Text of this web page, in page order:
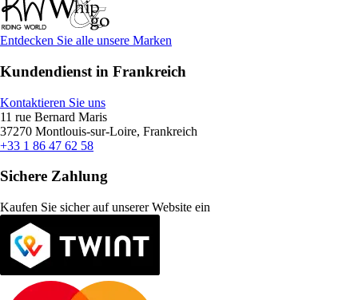
Entdecken Sie alle unsere Marken
Kundendienst in Frankreich
Kontaktieren Sie uns
11 rue Bernard Maris
37270 Montlouis-sur-Loire, Frankreich
+33 1 86 47 62 58
Sichere Zahlung
Kaufen Sie sicher auf unserer Website ein